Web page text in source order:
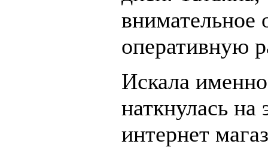
внимательное
оперативную
Искала
наткнулась на
интернет